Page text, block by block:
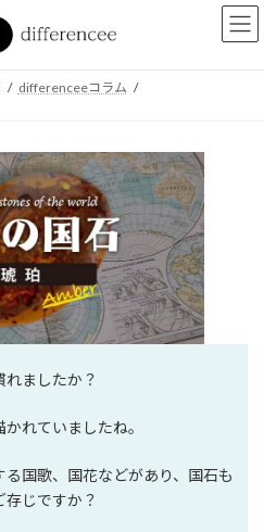
differenceeコラム
ましたか？
れていましたね。
国歌、国花などがあり、国石も
じですか？